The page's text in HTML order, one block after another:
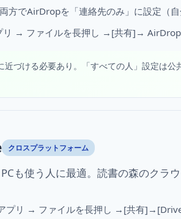
方でAirDropを「連絡先のみ」に設定（
リ → ファイルを長押し →[共有]→
づける必要あり。「すべての人」設定は公
クロスプラットフォーム
も使う人に最適。読書の森のクラウ
プリ → ファイルを長押し →[共有